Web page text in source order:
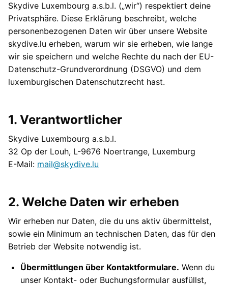
Skydive Luxembourg a.s.b.l. („wir“) respektiert deine
Privatsphäre. Diese Erklärung beschreibt, welche
personenbezogenen Daten wir über unsere Website
skydive.lu erheben, warum wir sie erheben, wie lange
wir sie speichern und welche Rechte du nach der EU-
Datenschutz-Grundverordnung (DSGVO) und dem
luxemburgischen Datenschutzrecht hast.
1. Verantwortlicher
Skydive Luxembourg a.s.b.l.
32 Op der Louh, L-9676 Noertrange, Luxemburg
E-Mail: mail@skydive.lu
2. Welche Daten wir erheben
Wir erheben nur Daten, die du uns aktiv übermittelst,
sowie ein Minimum an technischen Daten, das für den
Betrieb der Website notwendig ist.
Übermittlungen über Kontaktformulare. Wenn du
unser Kontakt- oder Buchungsformular ausfüllst,